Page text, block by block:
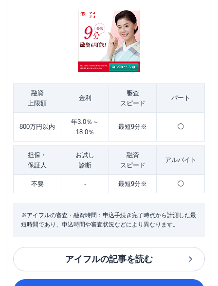
融資
上限額
金利
審査
スピード
パート
800万円以内
年3.0％～
18.0％
最短9分※ ◯
担保・
保証人
お試し
診断
融資
スピード
アルバイト
不要 - 最短9分※ ◯
※アイフルの審査・融資時間：申込手続き完了時点から計測した最
短時間であり、申込時間や審査状況などにより異なります。
アイフルの記事を読む